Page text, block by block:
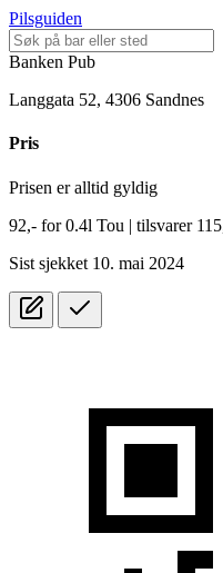
Pilsguiden
Banken Pub
Langgata 52, 4306 Sandnes
Pris
Prisen er alltid gyldig
92,- for0.4l Tou | tilsvarer
Sist sjekket 10. mai 2024